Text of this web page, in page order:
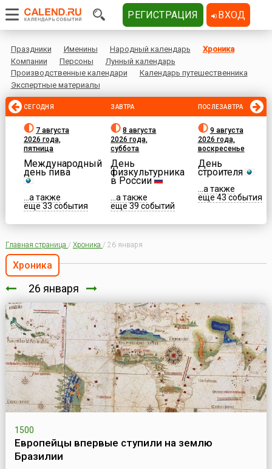
Праздники Именины Народный календарь
Хроника
Компании
Персоны
Лунный календарь
Производственные календари
Календарь путешественника
Экспертные материалы
СЕГОДНЯ
7 августа
2026 года,
пятница
Международный
день пива
...а также
еще 33 события
ЗАВТРА
8 августа
2026 года,
суббота
День
физкультурника
в России
...а также
еще 39 событий
ПОСЛЕЗАВТРА
9 августа
2026 года,
воскресенье
День
строителя
...а также
еще 43 события
Главная страница / Хроника / 26 января
Хроника
26 января
1500
Европейцы впервые ступили на землю
Бразилии
РЕГИСТРАЦИЯ ВХОД